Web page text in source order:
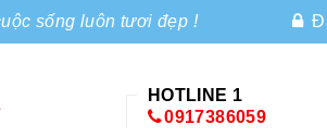
sống luôn tươi đẹp !
HOTLINE 1
0917386059